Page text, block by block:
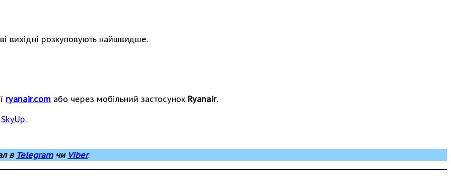
вихідні розкуповують найшвидше.
ryanair.com або через мобільний застосунок Ryanair.
SkyUp.
в Telegramчи Viber.